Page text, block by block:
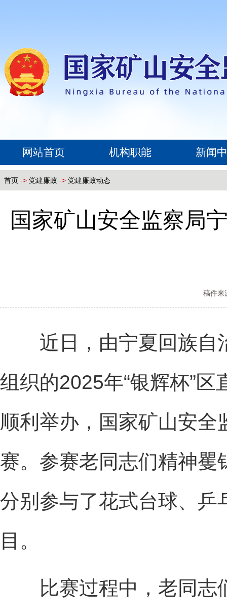
网站首页 机构职能 新闻
首页 -> 党建廉政 -> 党建廉政动态
国家矿山安全监察局
稿件来
近日，由宁夏回族自
组织的2025年“银辉杯”
顺利举办，国家矿山安
赛。参赛老同志们精神矍
分别参与了花式台球、乒
目。
比赛过程中，老同志们